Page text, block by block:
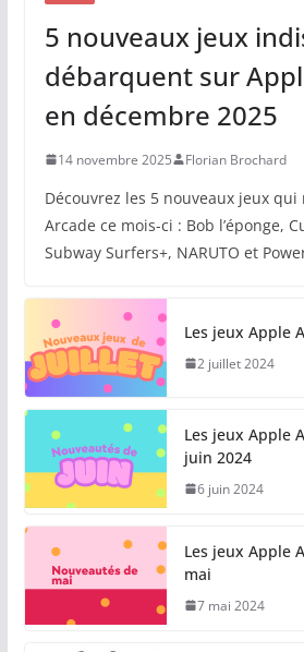
5 nouveaux jeux
débarquent sur
en décembre 2025
14 novembre 2025 Florian Brochard
Découvrez les 5 nouveaux jeux
Arcade ce mois-ci : Bob l’éponge,
Subway Surfers+, NARUTO et
Les jeux Apple
2 juillet 2024
Les jeux Apple
juin 2024
6 juin 2024
Les jeux Apple
mai
7 mai 2024